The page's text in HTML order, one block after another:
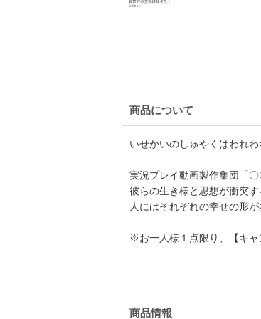
商品について
いせかいのしゅやくはわれ
実況プレイ動画製作集団「
彼らの生き様と思想が衝突す
人にはそれぞれの幸せの形が
※お一人様１点限り、【キャ
商品情報